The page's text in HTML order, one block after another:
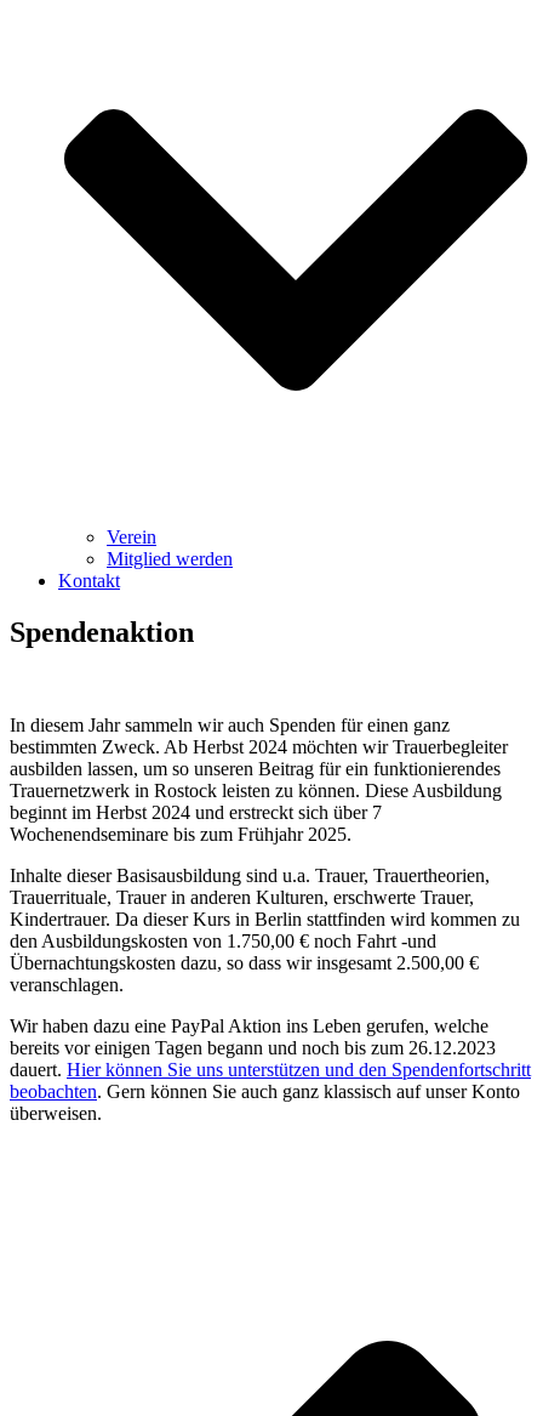
Verein
Mitglied werden
Kontakt
Spendenaktion
In diesem Jahr sammeln wir auch Spenden für einen ganz
bestimmten Zweck. Ab Herbst 2024 möchten wir Trauerbegleiter
ausbilden lassen, um so unseren Beitrag für ein funktionierendes
Trauernetzwerk in Rostock leisten zu können. Diese Ausbildung
beginnt im Herbst 2024 und erstreckt sich über 7
Wochenendseminare bis zum Frühjahr 2025.
Inhalte dieser Basisausbildung sind u.a. Trauer, Trauertheorien,
Trauerrituale, Trauer in anderen Kulturen, erschwerte Trauer,
Kindertrauer. Da dieser Kurs in Berlin stattfinden wird kommen zu
den Ausbildungskosten von 1.750,00 € noch Fahrt -und
Übernachtungskosten dazu, so dass wir insgesamt 2.500,00 €
veranschlagen.
Wir haben dazu eine PayPal Aktion ins Leben gerufen, welche
bereits vor einigen Tagen begann und noch bis zum 26.12.2023
dauert. Hier können Sie uns unterstützen und den Spendenfortschritt
beobachten. Gern können Sie auch ganz klassisch auf unser Konto
überweisen.